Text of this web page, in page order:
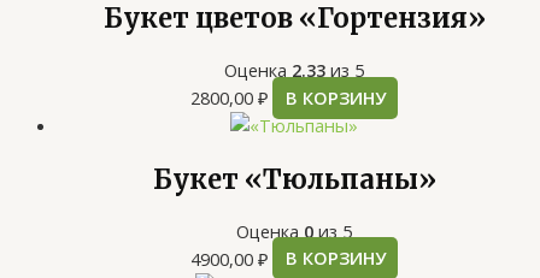
Букет цветов «Гортензия»
Оценка 2.33 из 5
2800,00 ₽ В КОРЗИНУ
Букет «Тюльпаны»
Оценка 0 из 5
4900,00 ₽ В КОРЗИНУ